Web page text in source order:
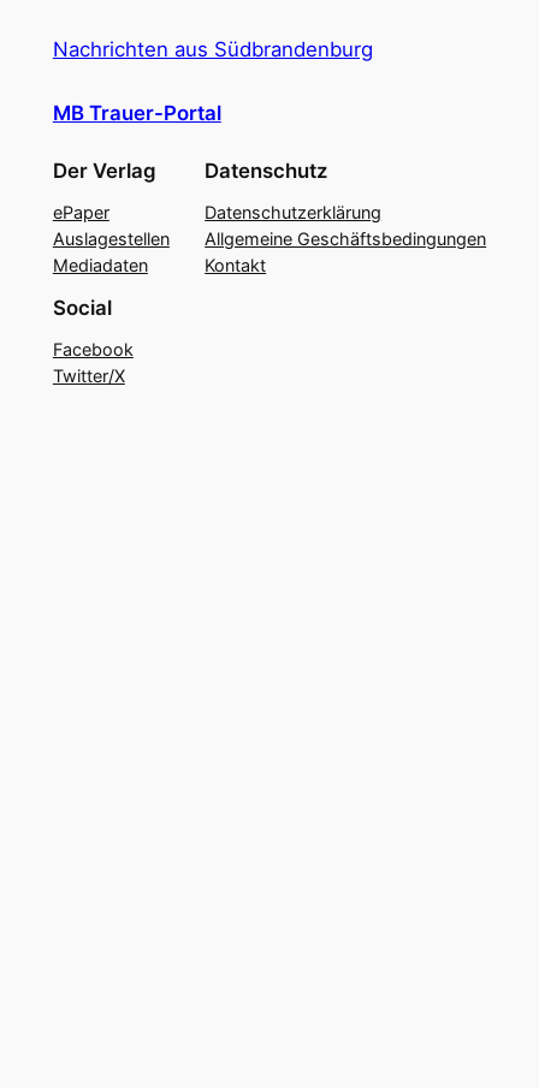
Nachrichten aus Südbrandenburg
MB Trauer-Portal
Der Verlag
ePaper
Auslagestellen
Mediadaten
Datenschutz
Datenschutzerklärung
Allgemeine Geschäftsbedingungen
Kontakt
Social
Facebook
Twitter/X